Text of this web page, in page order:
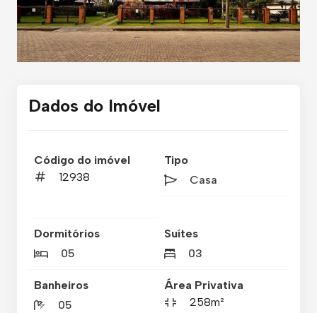
Dados do Imóvel
Código do imóvel
12938
Tipo
Casa
Dormitórios
05
Suítes
03
Banheiros
05
Área Privativa
258m²